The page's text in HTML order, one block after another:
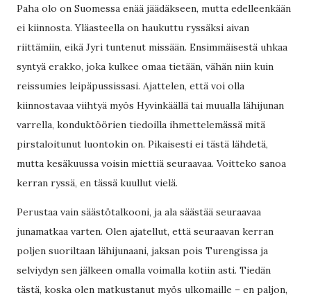
Paha olo on Suomessa enää jäädäkseen, mutta edelleenkään
ei kiinnosta. Yläasteella on haukuttu ryssäksi aivan
riittämiin, eikä Jyri tuntenut missään. Ensimmäisestä uhkaa
syntyä erakko, joka kulkee omaa tietään, vähän niin kuin
reissumies leipäpussissasi. Ajattelen, että voi olla
kiinnostavaa viihtyä myös Hyvinkäällä tai muualla lähijunan
varrella, konduktöörien tiedoilla ihmettelemässä mitä
pirstaloitunut luontokin on. Pikaisesti ei tästä lähdetä,
mutta kesäkuussa voisin miettiä seuraavaa. Voitteko sanoa
kerran ryssä, en tässä kuullut vielä.
Perustaa vain säästötalkooni, ja ala säästää seuraavaa
junamatkaa varten. Olen ajatellut, että seuraavan kerran
poljen suoriltaan lähijunaani, jaksan pois Turengissa ja
selviydyn sen jälkeen omalla voimalla kotiin asti. Tiedän
tästä, koska olen matkustanut myös ulkomaille – en paljon,